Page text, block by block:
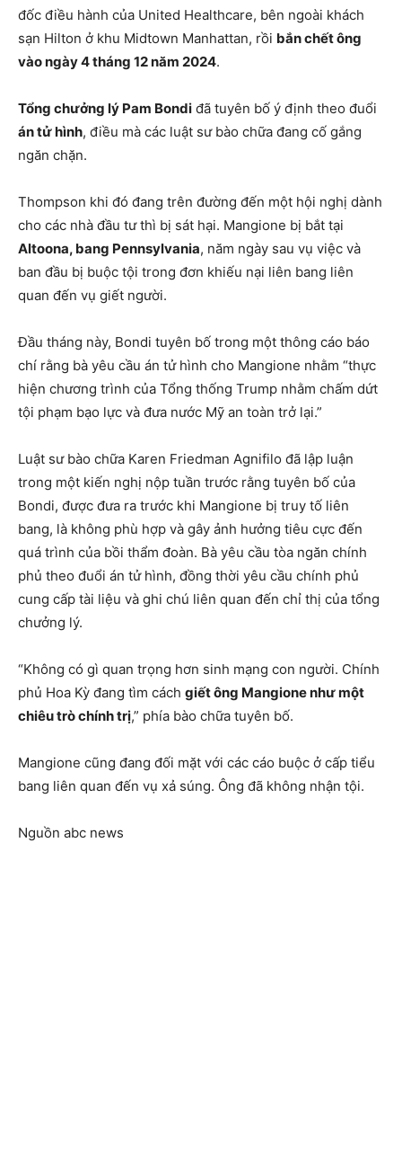
đốc điều hành của United Healthcare, bên ngoài khách
sạn Hilton ở khu Midtown Manhattan, rồi bắn chết ông
vào ngày 4 tháng 12 năm 2024.
Tổng chưởng lý Pam Bondi đã tuyên bố ý định theo đuổi
án tử hình, điều mà các luật sư bào chữa đang cố gắng
ngăn chặn.
Thompson khi đó đang trên đường đến một hội nghị dành
cho các nhà đầu tư thì bị sát hại. Mangione bị bắt tại
Altoona, bang Pennsylvania, năm ngày sau vụ việc và
ban đầu bị buộc tội trong đơn khiếu nại liên bang liên
quan đến vụ giết người.
Đầu tháng này, Bondi tuyên bố trong một thông cáo báo
chí rằng bà yêu cầu án tử hình cho Mangione nhằm “thực
hiện chương trình của Tổng thống Trump nhằm chấm dứt
tội phạm bạo lực và đưa nước Mỹ an toàn trở lại.”
Luật sư bào chữa Karen Friedman Agnifilo đã lập luận
trong một kiến nghị nộp tuần trước rằng tuyên bố của
Bondi, được đưa ra trước khi Mangione bị truy tố liên
bang, là không phù hợp và gây ảnh hưởng tiêu cực đến
quá trình của bồi thẩm đoàn. Bà yêu cầu tòa ngăn chính
phủ theo đuổi án tử hình, đồng thời yêu cầu chính phủ
cung cấp tài liệu và ghi chú liên quan đến chỉ thị của tổng
chưởng lý.
“Không có gì quan trọng hơn sinh mạng con người. Chính
phủ Hoa Kỳ đang tìm cách giết ông Mangione như một
chiêu trò chính trị,” phía bào chữa tuyên bố.
Mangione cũng đang đối mặt với các cáo buộc ở cấp tiểu
bang liên quan đến vụ xả súng. Ông đã không nhận tội.
Nguồn abc news